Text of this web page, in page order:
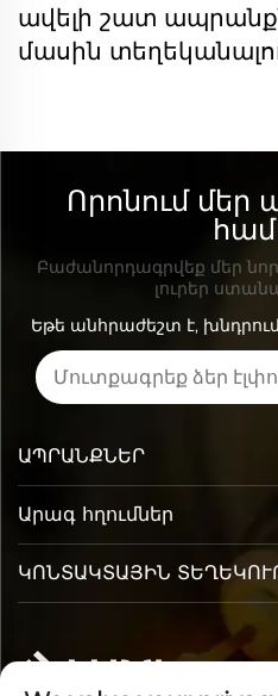
ավելի շատ
մասին
Որոնում մեր
Բաժանորդագրվեք մեր
լուրեր
Եթե անհրաժեշտ է,
Արագ հղումներ
ԱՊՐԱՆՔՆԵՐ
ԿՈՆՏԱԿՏԱՅԻՆ